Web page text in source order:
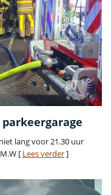
lang voor 21.30 uur
[ Lees verder]